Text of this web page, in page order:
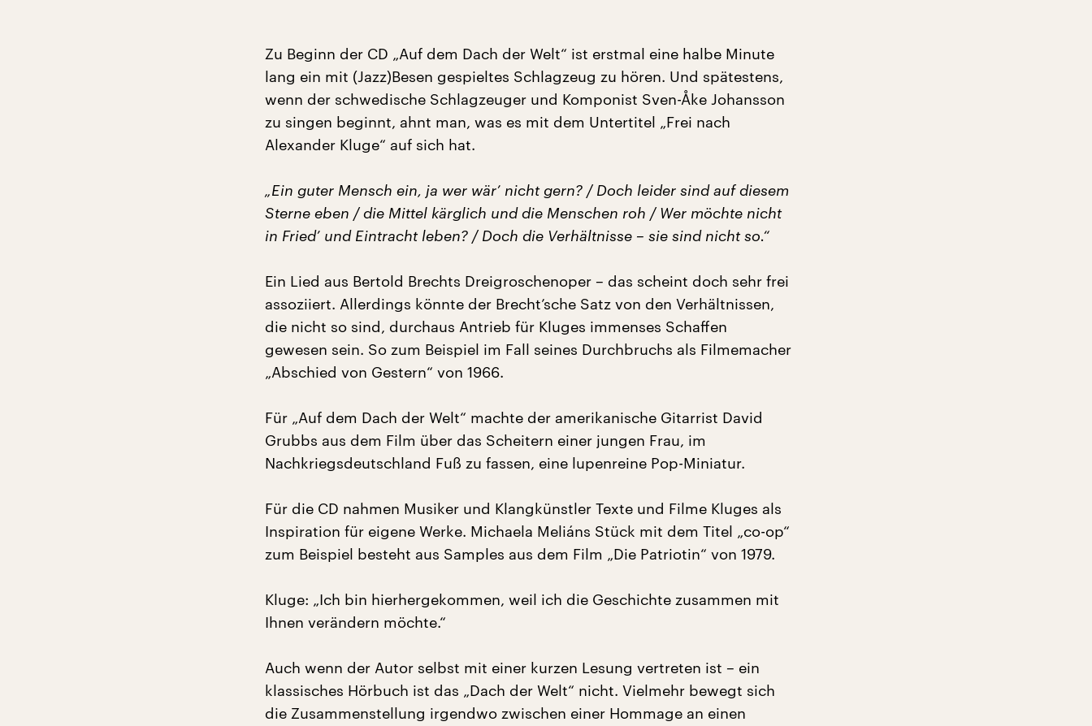
Zu Beginn der CD „Auf dem Dach der Welt“ ist erstmal eine halbe Minute
lang ein mit (Jazz)Besen gespieltes Schlagzeug zu hören. Und spätestens,
wenn der schwedische Schlagzeuger und Komponist Sven-Åke Johansson
zu singen beginnt, ahnt man, was es mit dem Untertitel „Frei nach
Alexander Kluge“ auf sich hat.
„Ein guter Mensch ein, ja wer wär’ nicht gern? / Doch leider sind auf diesem
Sterne eben / die Mittel kärglich und die Menschen roh / Wer möchte nicht
in Fried’ und Eintracht leben? / Doch die Verhältnisse – sie sind nicht so.“
Ein Lied aus Bertold Brechts Dreigroschenoper – das scheint doch sehr frei
assoziiert. Allerdings könnte der Brecht’sche Satz von den Verhältnissen,
die nicht so sind, durchaus Antrieb für Kluges immenses Schaffen
gewesen sein. So zum Beispiel im Fall seines Durchbruchs als Filmemacher
„Abschied von Gestern“ von 1966.
Für „Auf dem Dach der Welt“ machte der amerikanische Gitarrist David
Grubbs aus dem Film über das Scheitern einer jungen Frau, im
Nachkriegsdeutschland Fuß zu fassen, eine lupenreine Pop-Miniatur.
Für die CD nahmen Musiker und Klangkünstler Texte und Filme Kluges als
Inspiration für eigene Werke. Michaela Meliáns Stück mit dem Titel „co-op“
zum Beispiel besteht aus Samples aus dem Film „Die Patriotin“ von 1979.
Kluge: „Ich bin hierhergekommen, weil ich die Geschichte zusammen mit
Ihnen verändern möchte.“
Auch wenn der Autor selbst mit einer kurzen Lesung vertreten ist – ein
klassisches Hörbuch ist das „Dach der Welt“ nicht. Vielmehr bewegt sich
die Zusammenstellung irgendwo zwischen einer Hommage an einen